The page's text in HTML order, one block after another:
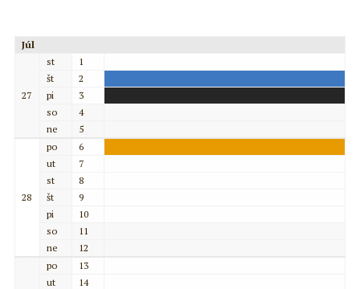
Júl
27
st
1
št
2
pi
3
so
4
ne
5
28
po
6
ut
7
st
8
št
9
pi
10
so
11
ne
12
po
13
ut
14